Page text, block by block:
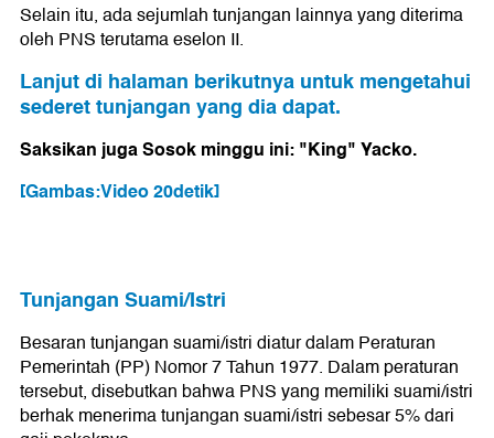
Selain itu, ada sejumlah tunjangan lainnya yang diterima
oleh PNS terutama eselon II.
Lanjut di halaman berikutnya untuk mengetahui
sederet tunjangan yang dia dapat.
Saksikan juga Sosok minggu ini: "King" Yacko.
[Gambas:Video 20detik]
Tunjangan Suami/Istri
Besaran tunjangan suami/istri diatur dalam Peraturan
Pemerintah (PP) Nomor 7 Tahun 1977. Dalam peraturan
tersebut, disebutkan bahwa PNS yang memiliki suami/istri
berhak menerima tunjangan suami/istri sebesar 5% dari